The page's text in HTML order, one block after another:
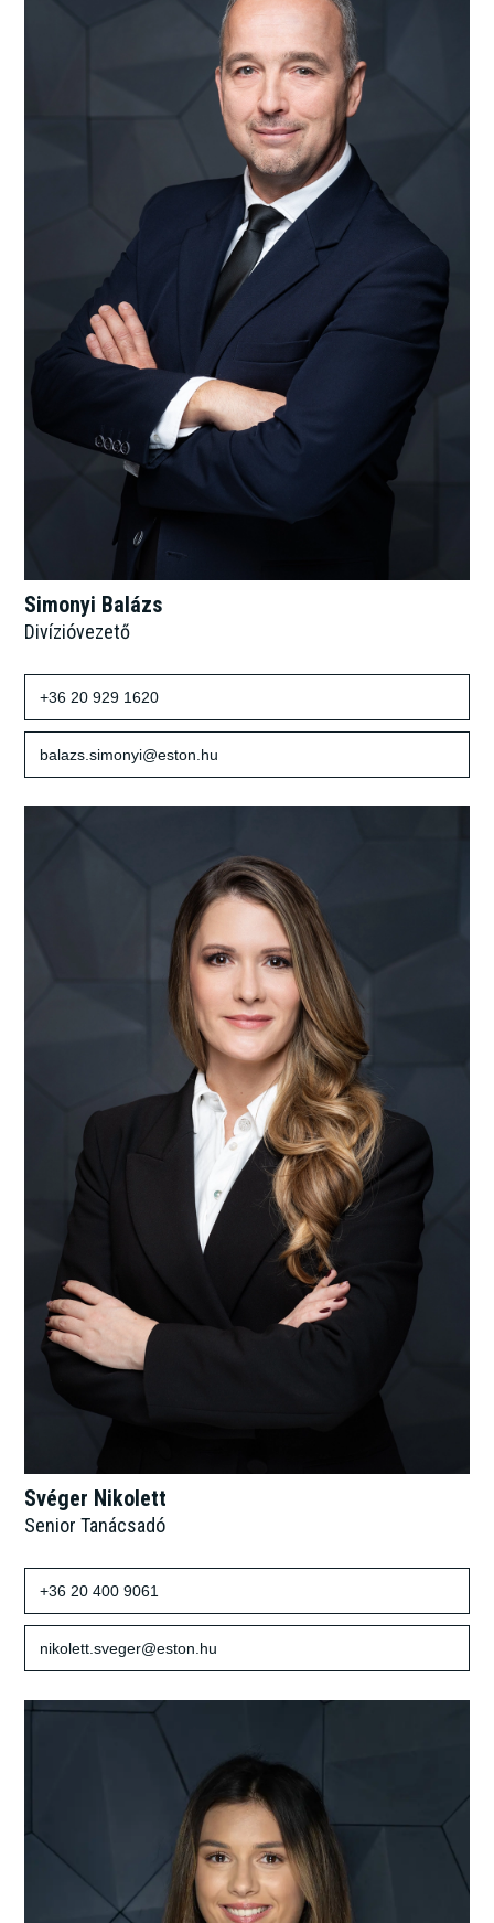
Simonyi Balázs
Divízióvezető
+36 20 929 1620
balazs.simonyi@eston.hu
Svéger Nikolett
Senior Tanácsadó
+36 20 400 9061
nikolett.sveger@eston.hu